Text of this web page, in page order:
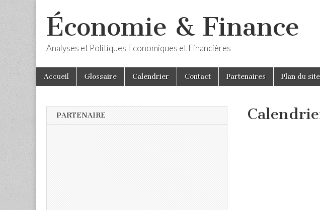
Économie & Finance
Analyses et Politiques Economiques et Financières
Main
menu
Skip
Accueil Glossaire Calendrier Contact Partenaires Plan du site
PARTENAIRE